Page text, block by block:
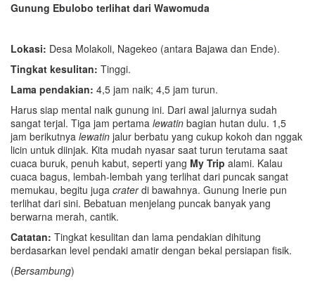
Gunung Ebulobo terlihat dari Wawomuda
Lokasi: Desa Molakoli, Nagekeo (antara Bajawa dan Ende).
Tingkat kesulitan: Tinggi.
Lama pendakian: 4,5 jam naik; 4,5 jam turun.
Harus siap mental naik gunung ini. Dari awal jalurnya sudah
sangat terjal. Tiga jam pertama lewatin bagian hutan dulu. 1,5
jam berikutnya lewatin jalur berbatu yang cukup kokoh dan nggak
licin untuk diinjak. Kita mudah nyasar saat turun terutama saat
cuaca buruk, penuh kabut, seperti yang My Trip alami. Kalau
cuaca bagus, lembah-lembah yang terlihat dari puncak sangat
memukau, begitu juga craterdi bawahnya. Gunung Inerie pun
terlihat dari sini. Bebatuan menjelang puncak banyak yang
berwarna merah, cantik.
Catatan: Tingkat kesulitan dan lama pendakian dihitung
berdasarkan level pendaki amatir dengan bekal persiapan fisik.
(Bersambung)